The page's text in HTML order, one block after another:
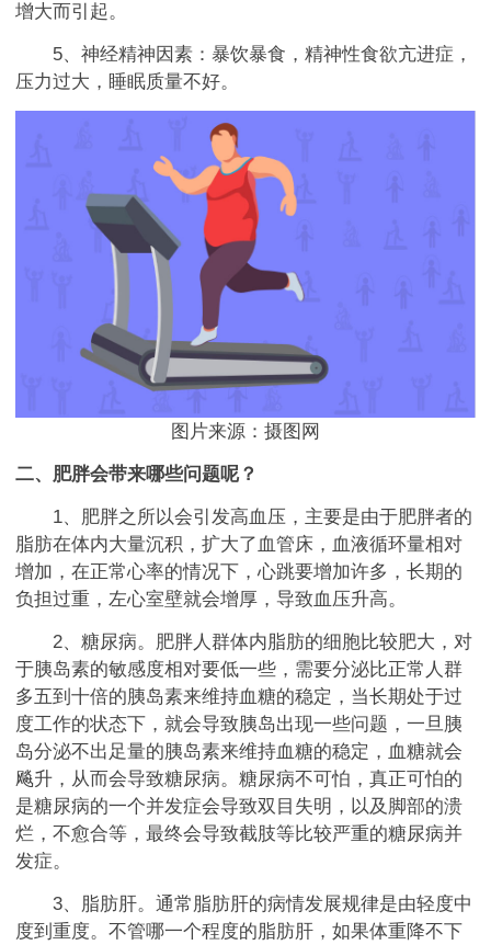
增大而引起。
5、神经精神因素：暴饮暴食，精神性食欲亢进症，
压力过大，睡眠质量不好。
图片来源：摄图网
二、肥胖会带来哪些问题呢？
1、肥胖之所以会引发高血压，主要是由于肥胖者的
脂肪在体内大量沉积，扩大了血管床，血液循环量相对
增加，在正常心率的情况下，心跳要增加许多，长期的
负担过重，左心室壁就会增厚，导致血压升高。
2、糖尿病。肥胖人群体内脂肪的细胞比较肥大，对
于胰岛素的敏感度相对要低一些，需要分泌比正常人群
多五到十倍的胰岛素来维持血糖的稳定，当长期处于过
度工作的状态下，就会导致胰岛出现一些问题，一旦胰
岛分泌不出足量的胰岛素来维持血糖的稳定，血糖就会
飚升，从而会导致糖尿病。糖尿病不可怕，真正可怕的
是糖尿病的一个并发症会导致双目失明，以及脚部的溃
烂，不愈合等，最终会导致截肢等比较严重的糖尿病并
发症。
3、脂肪肝。通常脂肪肝的病情发展规律是由轻度中
度到重度。不管哪一个程度的脂肪肝，如果体重降不下